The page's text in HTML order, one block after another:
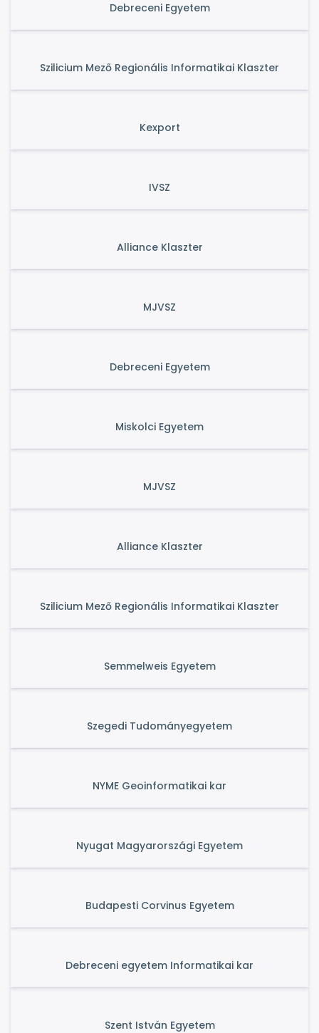
Debreceni Egyetem
Szilicium Mező Regionális Informatikai Klaszter
Kexport
IVSZ
Alliance Klaszter
MJVSZ
Debreceni Egyetem
Miskolci Egyetem
MJVSZ
Alliance Klaszter
Szilicium Mező Regionális Informatikai Klaszter
Semmelweis Egyetem
Szegedi Tudományegyetem
NYME Geoinformatikai kar
Nyugat Magyarországi Egyetem
Budapesti Corvinus Egyetem
Debreceni egyetem Informatikai kar
Szent István Egyetem